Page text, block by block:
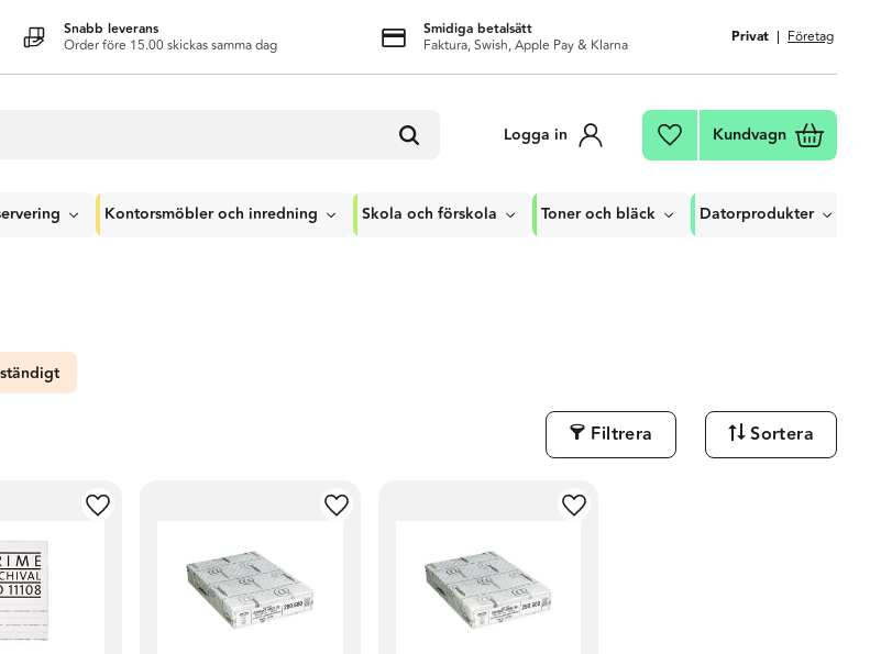
Snabb leverans
Order före 15.00 skickas samma dag
Smidiga betalsätt
Faktura, Swish, Apple Pay & Klarna Privat Företag
Logga in Favoriter
Kundvagn
Kontorsmöbler och inredning Skola och förskola Toner och bläck Datorprodukter
Filtrera Sortera
Lägg till i favoriter Lägg till i favoriter Lägg till i favoriter